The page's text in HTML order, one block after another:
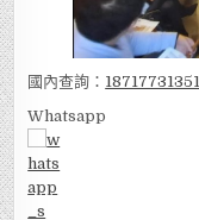
國內查詢： 18717731351
Whatsapp